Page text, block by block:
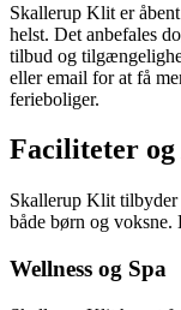
Skallerup Klit er
helst. Det anbefales
tilbud og
eller email for at få
ferieboliger.
Faciliteter
Skallerup Klit tilbyder
både børn og voksne.
Wellness og Spa